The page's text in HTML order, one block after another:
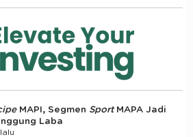
MAPI, Segmen Sport MAPA Jadi
Laba